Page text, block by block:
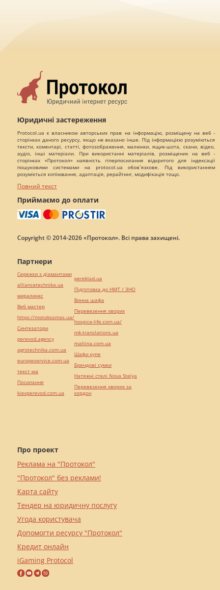
Юридичні застереження
Protocol.ua є власником авторських прав на інформацію, розміщену на веб -
сторінках даного ресурсу, якщо не вказано інше. Під інформацією розуміються
тексти, коментарі, статті, фотозображення, малюнки, ящик-шота, скани, відео,
аудіо, інші матеріали. При використанні матеріалів, розміщених на веб -
сторінках «Протокол» наявність гіперпосилання відкритого для індексації
пошуковими системами на protocol.ua обов`язкове. Під використанням
розуміється копіювання, адаптація, рерайтинг, модифікація тощо.
Повний текст
Приймаємо до оплати
Copyright © 2014-2026 «Протокол». Всі права захищені.
Про проект
Реклама на "Протокол"
"Протокол" без реклами!
Карта сайту
Тендер на юридичну послугу
Угода користувача
Допомогти ресурсу "Протокол"
Кредит онлайн
iGaming Protocol
Партнери
Сережки з діамантами
alliancetechnika.ua
миралинкс
Веб мастер
https://motokosmos.ua/
Синтезатори
perevod.agency
agrotechnika.com.ua
europeservice.com.ua
текст юа
Посилання
kievperevod.com.ua
pereklad.ua
Підготовка до НМТ / ЗНО
Винна шафа
Перевезення хворих
hospice-life.com.ua/
mk-translations.ua
maltina.com.ua
Шафи купе
Брендові сумки
Натяжні стелі Nova Stelya
Перевезення хворих за
кордон